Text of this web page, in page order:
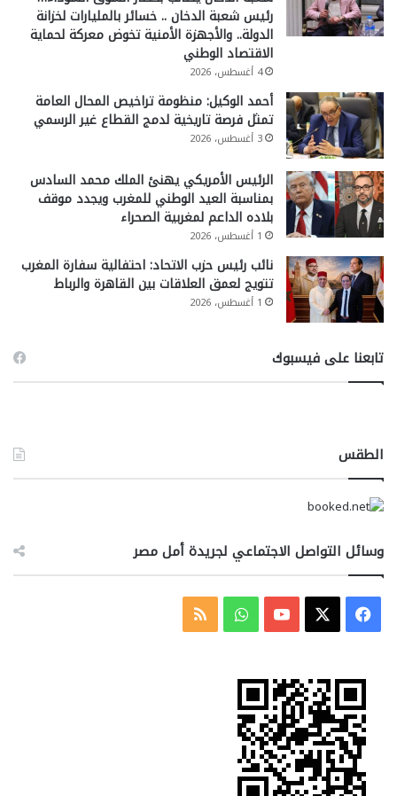
رئيس شعبة الدخان .. خسائر بالمليارات لخزانة
الدولة.. والأجهزة الأمنية تخوض معركة لحماية
الاقتصاد الوطني
4 أغسطس، 2026
أحمد الوكيل: منظومة تراخيص المحال العامة
تمثل فرصة تاريخية لدمج القطاع غير الرسمي
3 أغسطس، 2026
الرئيس الأمريكي يهنئ الملك محمد السادس
بمناسبة العيد الوطني للمغرب ويجدد موقف
بلاده الداعم لمغربية الصحراء
1 أغسطس، 2026
نائب رئيس حزب الاتحاد: احتفالية سفارة المغرب
تتويج لعمق العلاقات بين القاهرة والرباط
1 أغسطس، 2026
تابعنا على فيسبوك
الطقس
وسائل التواصل الاجتماعي لجريدة أمل مصر
فيسبوك ‫YouTubeواتسابملخص